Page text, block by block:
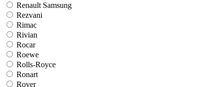
Renault Samsung
Rezvani
Rimac
Rivian
Rocar
Roewe
Rolls-Royce
Ronart
Rover